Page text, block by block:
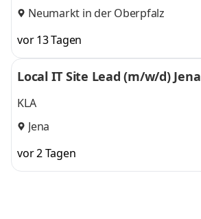
GmbH
Neumarkt in der Oberpfalz
vor 13 Tagen
Local IT Site Lead (m/w/d) Jena
KLA
Jena
vor 2 Tagen